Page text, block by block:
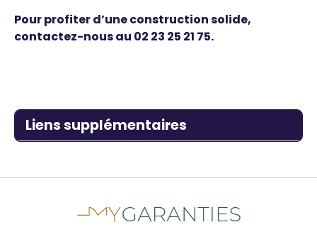
Pour profiter d’une construction solide,
contactez-nous au 02 23 25 21 75.
Titre
Liens supplémentaires